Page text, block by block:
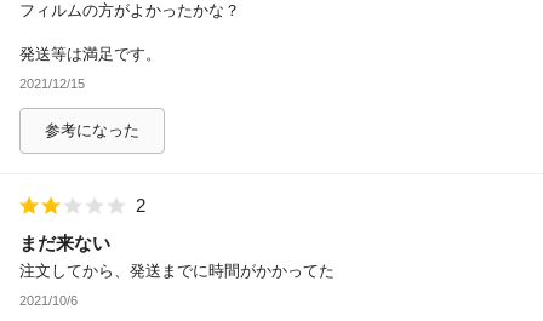
フィルムの方がよかったかな？
発送等は満足です。
2021/12/15
参考になった
2
まだ来ない
注文してから、発送までに時間がかかってた
2021/10/6